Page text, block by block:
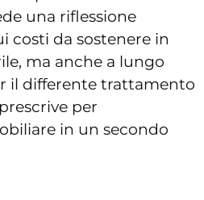
una riflessione
costi da sostenere in
ma anche a lungo
il differente trattamento
per
in un secondo